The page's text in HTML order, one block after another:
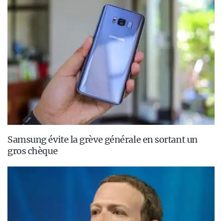
Samsung évite la grève générale en sortant un
gros chèque